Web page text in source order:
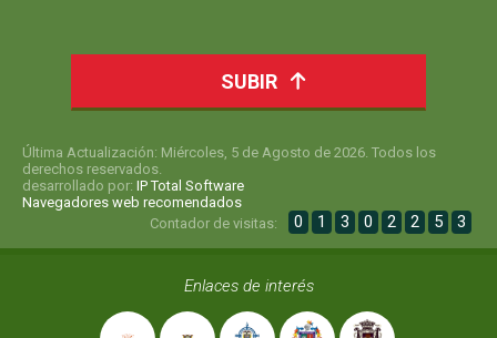
SUBIR
Última Actualización: Miércoles, 5 de Agosto de 2026. Todos los
derechos reservados.
desarrollado por: IP Total Software
Navegadores web recomendados
Contador de visitas:
0 1 3 0 2 2 5 3
Enlaces de interés